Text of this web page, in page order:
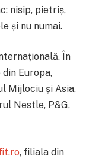
nisip, pietriș,
și nu numai.
În
din Europa,
Mijlociu și Asia,
Nestle, P&G,
, filiala din